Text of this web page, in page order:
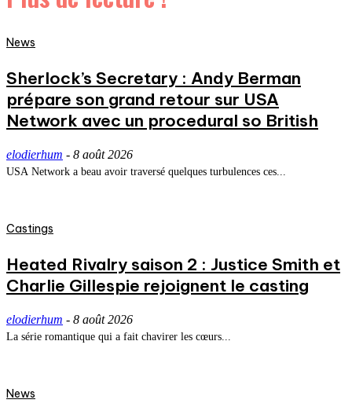
News
Sherlock’s Secretary : Andy Berman
prépare son grand retour sur USA
Network avec un procedural so British
elodierhum - 8 août 2026
USA Network a beau avoir traversé quelques turbulences ces...
Castings
Heated Rivalry saison 2 : Justice Smith et
Charlie Gillespie rejoignent le casting
elodierhum - 8 août 2026
La série romantique qui a fait chavirer les cœurs...
News